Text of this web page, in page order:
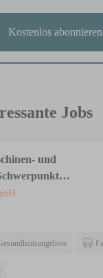
Kostenlos abonnieren
Jobs
und
(m/w/d)